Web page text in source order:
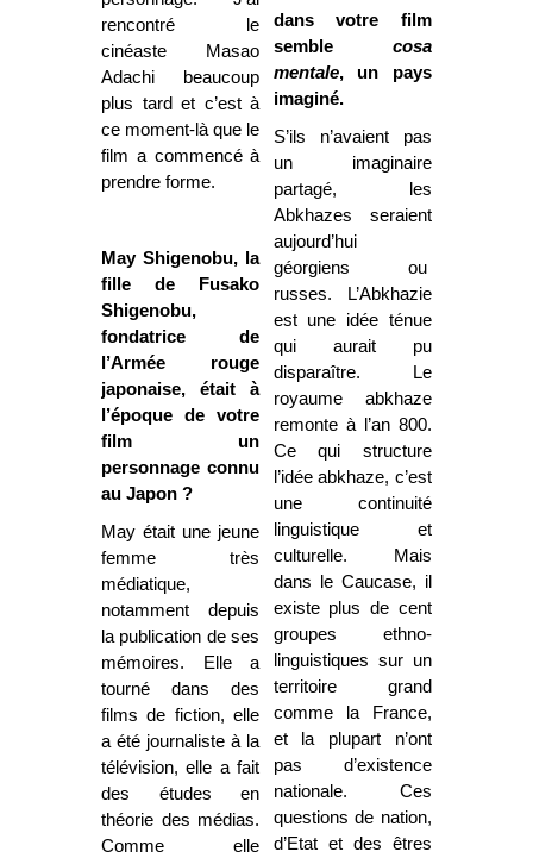
rencontré le
cinéaste Masao
Adachi beaucoup
plus tard et c’est à
ce moment-là que le
film a commencé à
prendre forme.
May Shigenobu, la
fille de Fusako
Shigenobu,
fondatrice de
l’Armée rouge
japonaise, était à
l’époque de votre
film un
personnage connu
au Japon ?
May était une jeune
femme très
médiatique,
notamment depuis
la publication de ses
mémoires. Elle a
tourné dans des
films de fiction, elle
a été journaliste à la
télévision, elle a fait
des études en
théorie des médias.
Comme elle
dans votre film
semble cosa
mentale, un pays
imaginé.
S’ils n’avaient pas
un imaginaire
partagé, les
Abkhazes seraient
aujourd’hui
géorgiens ou
russes. L’Abkhazie
est une idée ténue
qui aurait pu
disparaître. Le
royaume abkhaze
remonte à l’an 800.
Ce qui structure
l’idée abkhaze, c’est
une continuité
linguistique et
culturelle. Mais
dans le Caucase, il
existe plus de cent
groupes ethno-
linguistiques sur un
territoire grand
comme la France,
et la plupart n’ont
pas d’existence
nationale. Ces
questions de nation,
d’Etat et des êtres